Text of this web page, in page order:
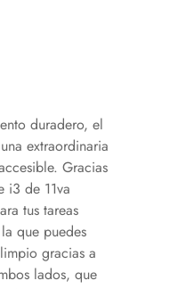
duradero, el
extraordinaria
Gracias
i3 de 11va
tus tareas
que puedes
gracias a
lados, que